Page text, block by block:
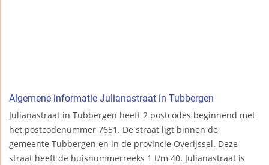
Algemene informatie Julianastraat in Tubbergen
Julianastraat in Tubbergen heeft 2 postcodes beginnend met
het postcodenummer 7651. De straat ligt binnen de
gemeente Tubbergen en in de provincie Overijssel. Deze
straat heeft de huisnummerreeks 1 t/m 40. Julianastraat is